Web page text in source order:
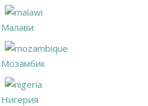
Малави
Мозамбик
Нигерия